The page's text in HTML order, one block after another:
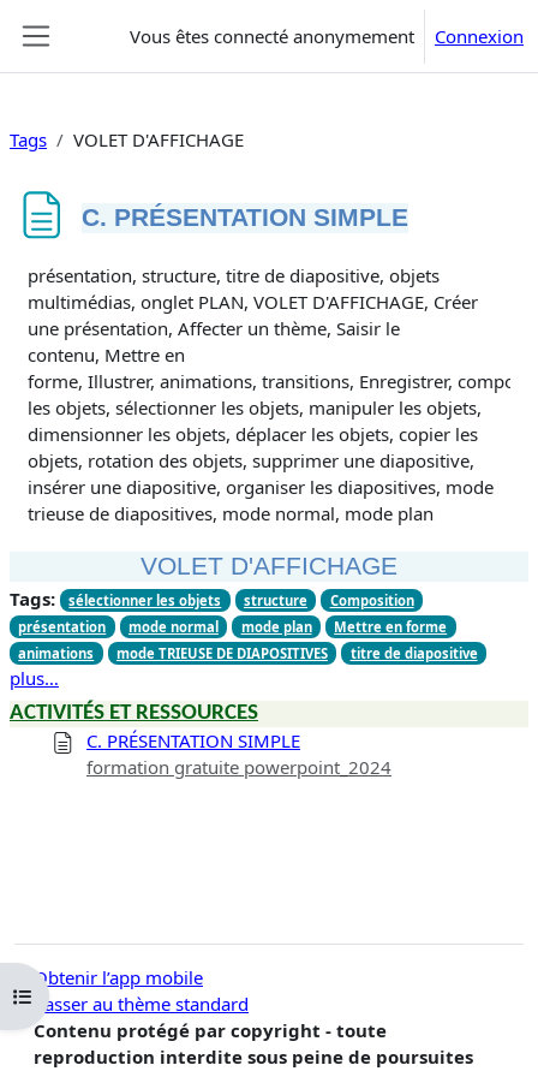
Vous êtes connecté anonymement Connexion
Ouvrir l’index du cours
Tags VOLET D'AFFICHAGE
C. PRÉSENTATION SIMPLE
Conditions d’achèvement
présentation, structure, titre de diapositive, objets
multimédias, onglet PLAN, VOLET D'AFFICHAGE, Créer
une présentation, Affecter un thème, Saisir le
contenu, Mettre en
forme, Illustrer, animations, transitions, Enregistrer,
les objets, sélectionner les objets, manipuler les objets,
dimensionner les objets, déplacer les objets, copier les
objets, rotation des objets, supprimer une diapositive,
insérer une diapositive, organiser les diapositives, mode
trieuse de diapositives, mode normal, mode plan
VOLET D'AFFICHAGE
Tags: sélectionner les objets structure
Composition
présentation
mode normal mode plan
Mettre en forme
animations
mode TRIEUSE DE DIAPOSITIVES titre de diapositive
plus…
ACTIVITÉS ET RESSOURCES
C. PRÉSENTATION SIMPLE
formation gratuite powerpoint_2024
Obtenir l’app mobile
Passer au thème standard
Contenu protégé par copyright - toute
reproduction interdite sous peine de poursuites